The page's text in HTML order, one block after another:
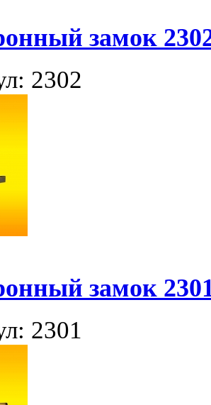
замок
2302
замок
2301